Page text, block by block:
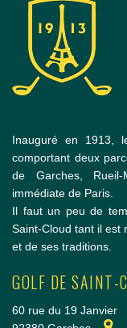
Inauguré en 1913,
comportant deux
de Garches,
immédiate de Paris.
Il faut un peu de
Saint-Cloud tant il est
et de ses traditions.
GOLF DE SAINT-
60 rue du 19 Janvier